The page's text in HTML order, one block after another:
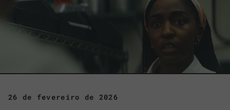
26 de fevereiro de 2026